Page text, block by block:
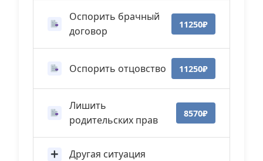
Оспорить брачный
договор
11250₽
Оспорить отцовство 11250₽
Лишить
родительских прав
8570₽
Другая ситуация